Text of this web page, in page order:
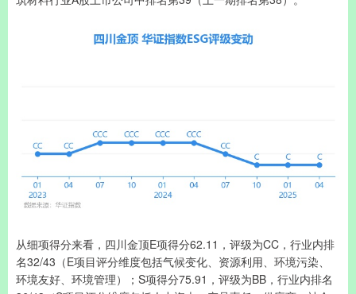
从细项得分来看，四川金顶E项得分62.11，评级为CC，行业内排
名32/43（E项目评分维度包括气候变化、资源利用、环境污染、
环境友好、环境管理）；S项得分75.91，评级为BB，行业内排名